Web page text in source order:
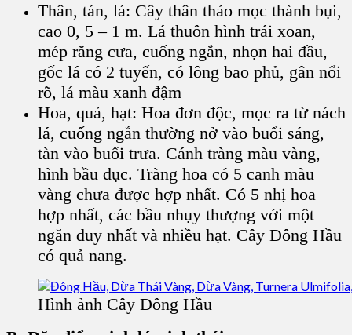
Thân, tán, lá: Cây thân thảo mọc thành bụi,
cao 0, 5 – 1 m. Lá thuôn hình trái xoan,
mép răng cưa, cuống ngắn, nhọn hai đầu,
gốc lá có 2 tuyến, có lông bao phủ, gân nổi
rõ, lá màu xanh đậm
Hoa, quả, hạt: Hoa đơn độc, mọc ra từ nách
lá, cuống ngắn thường nở vào buổi sáng,
tàn vào buổi trưa. Cánh tràng màu vàng,
hình bầu dục. Tràng hoa có 5 canh màu
vàng chưa được hợp nhất. Có 5 nhị hoa
hợp nhất, các bầu nhụy thượng với một
ngăn duy nhất và nhiều hạt. Cây Đông Hầu
có quả nang.
Hình ảnh Cây Đông Hầu